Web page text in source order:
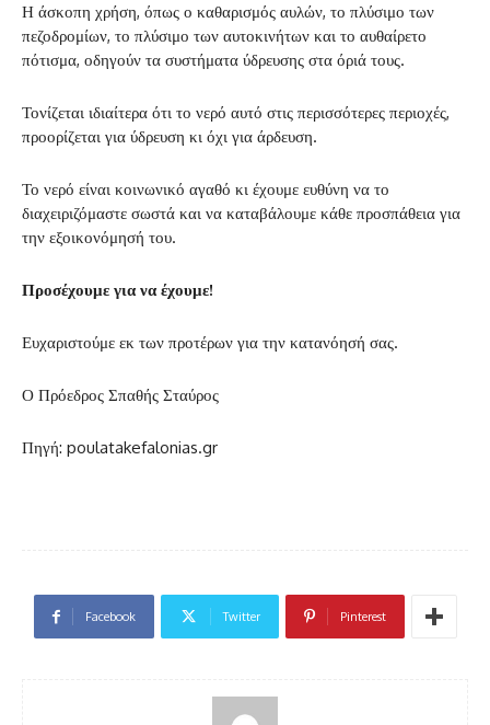
Η άσκοπη χρήση, όπως ο καθαρισμός αυλών, το πλύσιμο των
πεζοδρομίων, το πλύσιμο των αυτοκινήτων και το αυθαίρετο
πότισμα, οδηγούν τα συστήματα ύδρευσης στα όριά τους.
Τονίζεται ιδιαίτερα ότι το νερό αυτό στις περισσότερες περιοχές,
προορίζεται για ύδρευση κι όχι για άρδευση.
Το νερό είναι κοινωνικό αγαθό κι έχουμε ευθύνη να το
διαχειριζόμαστε σωστά και να καταβάλουμε κάθε προσπάθεια για
την εξοικονόμησή του.
Προσέχουμε για να έχουμε!
Ευχαριστούμε εκ των προτέρων για την κατανόησή σας.
Ο Πρόεδρος Σπαθής Σταύρος
Πηγή: poulatakefalonias.gr
Facebook Twitter Pinterest